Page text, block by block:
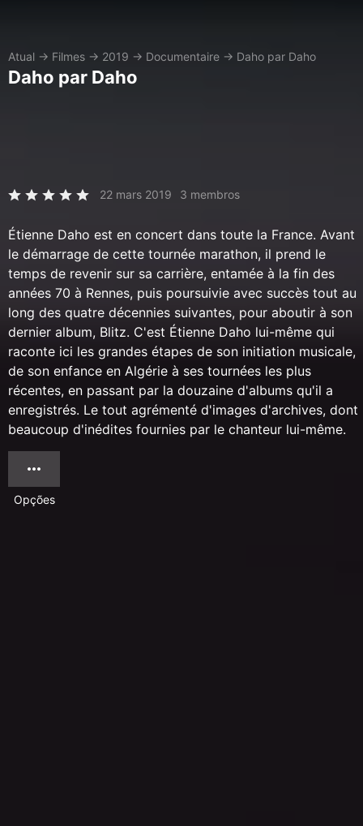
Atual → Filmes → 2019 → Documentaire → Daho par Daho
Daho par Daho
22 mars 2019 3 membros
Étienne Daho est en concert dans toute la France. Avant
le démarrage de cette tournée marathon, il prend le
temps de revenir sur sa carrière, entamée à la fin des
années 70 à Rennes, puis poursuivie avec succès tout au
long des quatre décennies suivantes, pour aboutir à son
dernier album, Blitz. C'est Étienne Daho lui-même qui
raconte ici les grandes étapes de son initiation musicale,
de son enfance en Algérie à ses tournées les plus
récentes, en passant par la douzaine d'albums qu'il a
enregistrés. Le tout agrémenté d'images d'archives, dont
beaucoup d'inédites fournies par le chanteur lui-même.
Opções